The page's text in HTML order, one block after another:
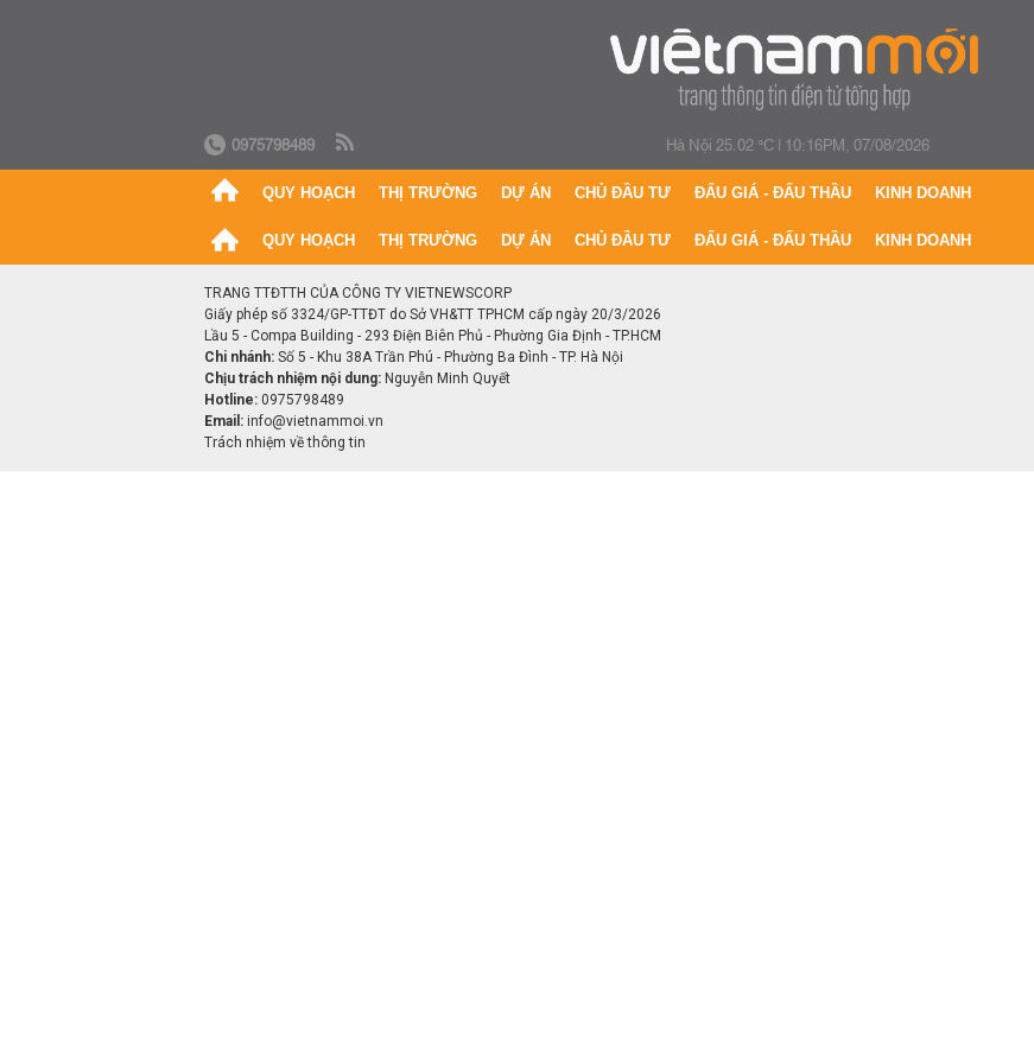
0975798489 Hà Nội 25.02 °C| 10:16PM, 07/08/2026
QUY HOẠCH THỊ TRƯỜNG DỰ ÁN CHỦ ĐẦU TƯ ĐẤU GIÁ - ĐẤU THẦU KINH DOANH
QUY HOẠCH THỊ TRƯỜNG DỰ ÁN CHỦ ĐẦU TƯ ĐẤU GIÁ - ĐẤU THẦU KINH DOANH
TRANG TTĐTTH CỦA CÔNG TY VIETNEWSCORP
Giấy phép số 3324/GP-TTĐT do Sở VH&TT TPHCM cấp ngày 20/3/2026
Lầu 5 - Compa Building - 293 Điện Biên Phủ - Phường Gia Định - TP.HCM
Chi nhánh: Số 5 - Khu 38A Trần Phú - Phường Ba Đình - TP. Hà Nội
Chịu trách nhiệm nội dung: Nguyễn Minh Quyết
Hotline: 0975798489
Email: info@vietnammoi.vn
Trách nhiệm về thông tin